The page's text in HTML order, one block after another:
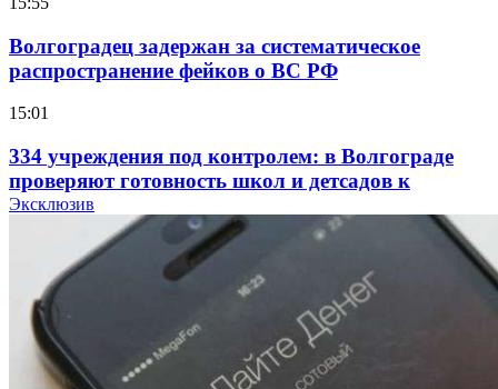
Волгоградец задержан за систематическое
распространение фейков о ВС РФ
15:01
334 учреждения под контролем: в Волгограде
проверяют готовность школ и детсадов к
учебному году
Покушение на убийство в Волгограде: девушка
напала на незнакомую женщину с ножом
12:39
Эксклюзив